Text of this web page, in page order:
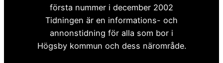
första nummer i december 2002
Tidningen är en informations- och
annonstidning för alla som bor i
Högsby kommun och dess närområde.